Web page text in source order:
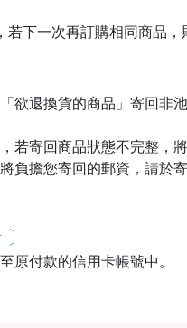
下一次再訂購相同商品，
欲退換貨的商品」寄回非
若寄回商品狀態不完整，將
負擔您寄回的郵資，請於
原付款的信用卡帳號中。